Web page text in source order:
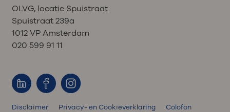
OLVG, locatie Spuistraat
Spuistraat 239a
1012 VP Amsterdam
020 599 91 11
Disclaimer Privacy- en Cookieverklaring Colofon